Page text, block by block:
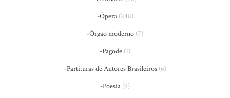
-Ópera(248)
-Órgão moderno (7)
-Pagode (1)
-Partituras de Autores Brasileiros(6)
-Poesia (9)